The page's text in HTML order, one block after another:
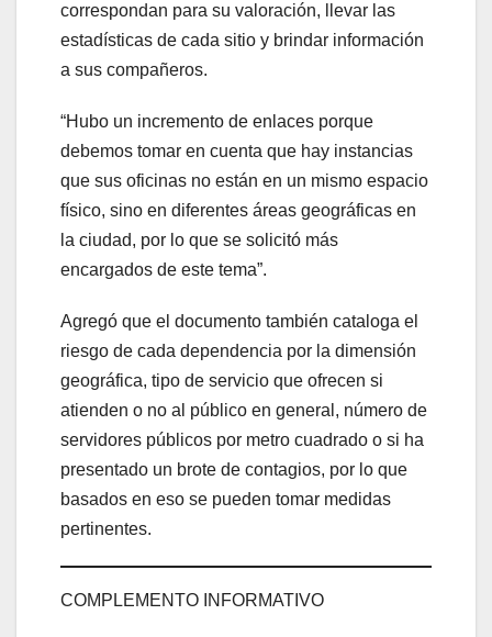
correspondan para su valoración, llevar las
estadísticas de cada sitio y brindar información
a sus compañeros.
“Hubo un incremento de enlaces porque
debemos tomar en cuenta que hay instancias
que sus oficinas no están en un mismo espacio
físico, sino en diferentes áreas geográficas en
la ciudad, por lo que se solicitó más
encargados de este tema”.
Agregó que el documento también cataloga el
riesgo de cada dependencia por la dimensión
geográfica, tipo de servicio que ofrecen si
atienden o no al público en general, número de
servidores públicos por metro cuadrado o si ha
presentado un brote de contagios, por lo que
basados en eso se pueden tomar medidas
pertinentes.
COMPLEMENTO INFORMATIVO